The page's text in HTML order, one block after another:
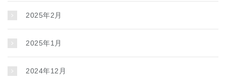
2025年2月
2025年1月
2024年12月